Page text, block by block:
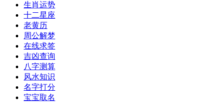
生肖运势
十二星座
老黄历
周公解梦
在线求签
吉凶查询
八字测算
风水知识
名字打分
宝宝取名